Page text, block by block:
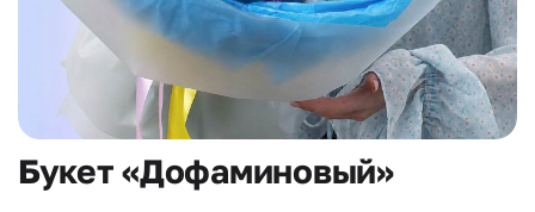
Букет «Дофаминовый»